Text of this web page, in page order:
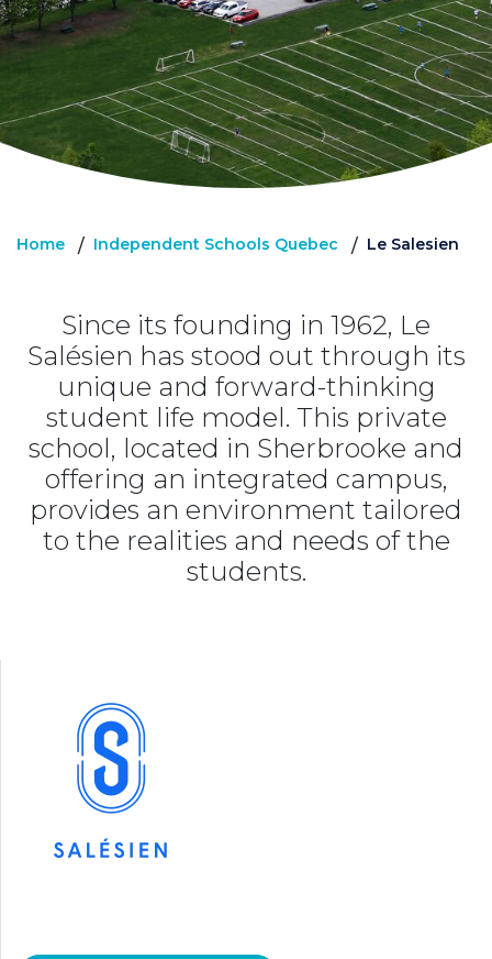
Home / Independent Schools Quebec / Le Salesien
Since its founding in 1962, Le
Salésien has stood out through its
unique and forward-thinking
student life model. This private
school, located in Sherbrooke and
offering an integrated campus,
provides an environment tailored
to the realities and needs of the
students.